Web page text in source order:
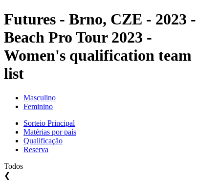
Futures - Brno, CZE - 2023 -
Beach Pro Tour 2023 -
Women's qualification team
list
Masculino
Feminino
Sorteio Principal
Matérias por país
Qualificação
Reserva
Todos
❮